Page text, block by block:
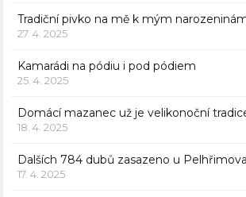
Tradiční pivko na mě k mým
27. 4. 2025
Kamarádi na pódiu i pod pódiem
25. 4. 2025
Domácí mazanec už je velikonoční
18. 4. 2025
Dalších 784 dubů zasazeno u Pelhřimova
17. 4. 2025